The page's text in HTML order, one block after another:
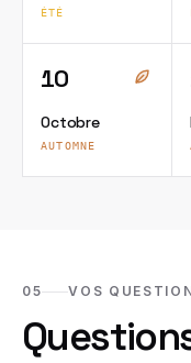
ÉTÉ
10
Octobre
AUTOMNE
05 VOS